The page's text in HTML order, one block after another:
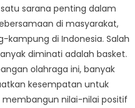
BPBD
Cigeulis
sarana penting dalam
di masyarakat,
kampung di Indonesia. Salah
diminati adalah basket.
olahraga ini, banyak
kesempatan untuk
nilai-nilai positif